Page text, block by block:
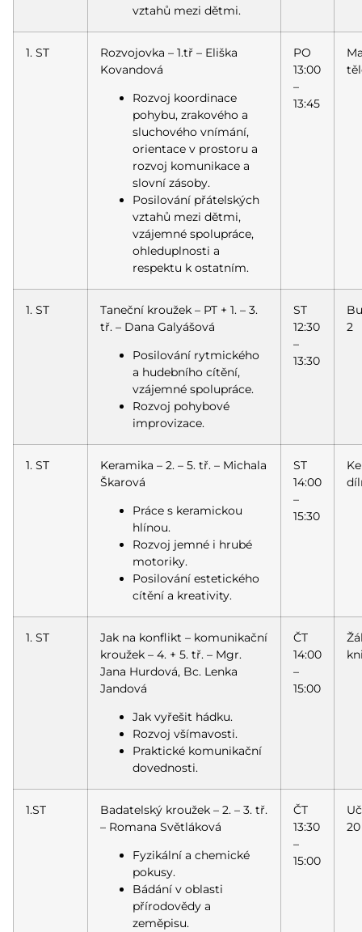
vztahů mezi dětmi.
1. ST
Rozvojovka – 1.tř – Eliška
Kovandová
Rozvoj koordinace
pohybu, zrakového a
sluchového vnímání,
orientace v prostoru a
rozvoj komunikace a
slovní zásoby.
Posilování přátelských
vztahů mezi dětmi,
vzájemné spolupráce,
ohleduplnosti a
respektu k ostatním.
PO
13:00
–
13:45
1. ST
Taneční kroužek – PT + 1. – 3.
tř. – Dana Galyášová
Posilování rytmického
a hudebního cítění,
vzájemné spolupráce.
Rozvoj pohybové
improvizace.
ST
12:30
–
13:30
2
1. ST
Keramika – 2. – 5. tř. – Michala
Škarová
Práce s keramickou
hlínou.
Rozvoj jemné i hrubé
motoriky.
Posilování estetického
cítění a kreativity.
ST
14:00
–
15:30
1. ST
Jak na konflikt – komunikační
kroužek – 4. + 5. tř. – Mgr.
Jana Hurdová, Bc. Lenka
Jandová
Jak vyřešit hádku.
Rozvoj všímavosti.
Praktické komunikační
dovednosti.
ČT
14:00
–
15:00
1.ST
Badatelský kroužek – 2. – 3. tř.
– Romana Světláková
Fyzikální a chemické
pokusy.
Bádání v oblasti
přírodovědy a
zeměpisu.
ČT
13:30
–
15:00
20